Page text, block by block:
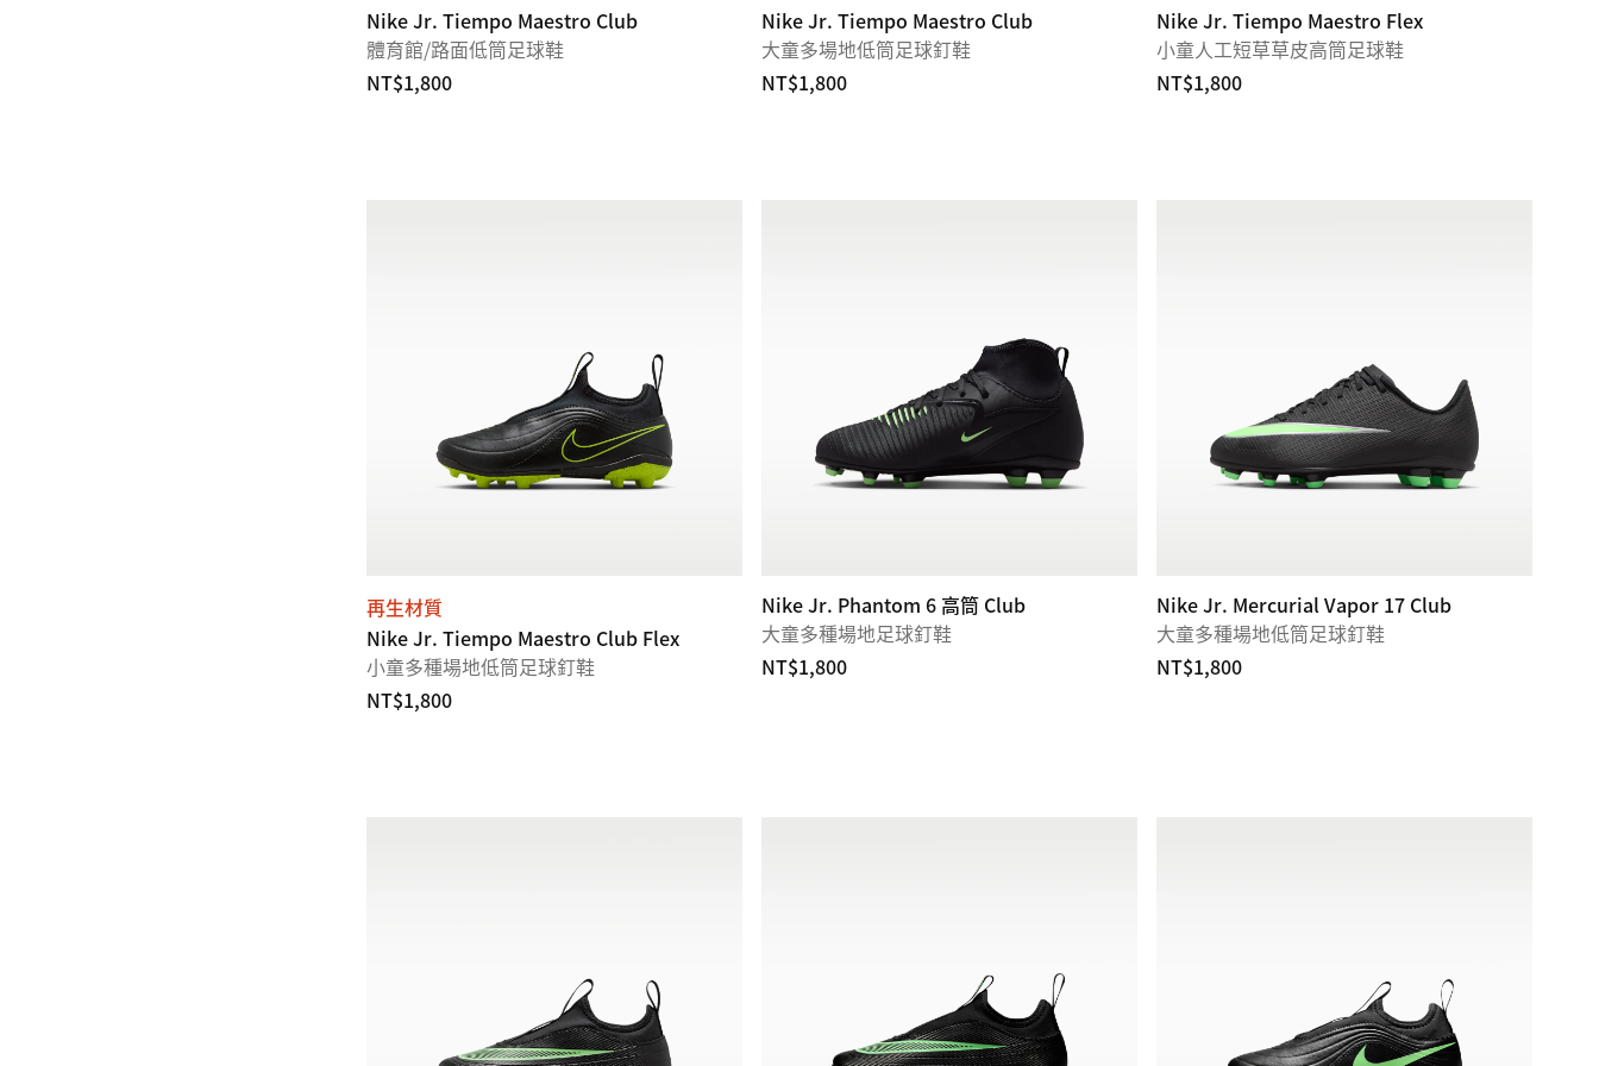
Nike Jr. Tiempo Maestro Club
體育館/路面低筒足球鞋
NT$1,800
Nike Jr. Tiempo Maestro Club
大童多場地低筒足球釘鞋
NT$1,800
Nike Jr. Tiempo Maestro Flex
小童人工短草草皮高筒足球鞋
NT$1,800
再生材質
Nike Jr. Tiempo Maestro Club Flex
小童多種場地低筒足球釘鞋
NT$1,800
Nike Jr. Phantom 6 高筒 Club
大童多種場地足球釘鞋
NT$1,800
Nike Jr. Mercurial Vapor 17 Club
大童多種場地低筒足球釘鞋
NT$1,800